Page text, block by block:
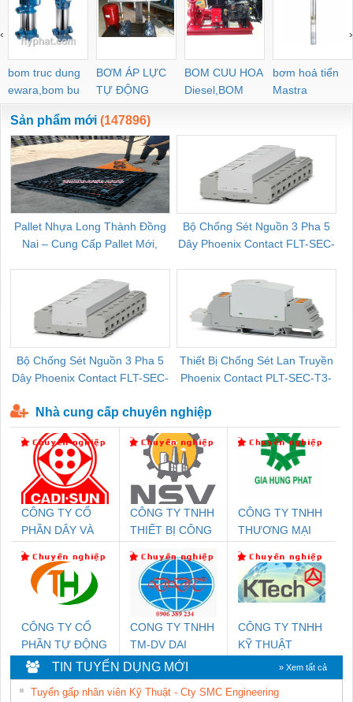
bom truc dung
ewara,bom bu
ewara
BƠM ÁP LỰC
TỰ ĐỘNG
BOM CUU HOA
Diesel,BOM
CHUA CHAY
bơm hoả tiển
Mastra
‹ ›
Sản phẩm mới (147896)
Pallet Nhựa Long Thành Đồng
Nai – Cung Cấp Pallet Mới,
Bộ Chống Sét Nguồn 3 Pha 5
Dây Phoenix Contact FLT-SEC-
Bộ Chống Sét Nguồn 3 Pha 5
Dây Phoenix Contact FLT-SEC-
Thiết Bị Chống Sét Lan Truyền
Phoenix Contact PLT-SEC-T3-
Nhà cung cấp chuyên nghiệp
CÔNG TY CỔ
PHẦN DÂY VÀ
THƯỢNG ĐÌNH
CÔNG TY TNHH
THIẾT BỊ CÔNG
SETSUBI VIỆT
NAM
CÔNG TY TNHH
THƯƠNG MẠI
THUẬT ĐIỆN CƠ
GIA HƯNG
PHÁT
CÔNG TY CỔ
PHẦN TỰ ĐỘNG
TIẾN HƯNG
CONG TY TNHH
TM-DV DAI
DONG THANH
CÔNG TY TNHH
KỸ THUẬT
KTECH VIỆT
NAM
TIN TUYỂN DỤNG MỚI » Xem tất cả
Tuyển gấp nhân viên Kỹ Thuật - Cty SMC Engineering